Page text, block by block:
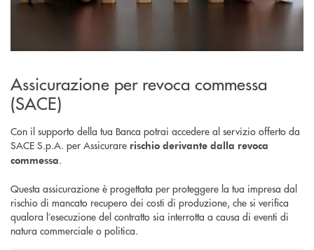
Assicurazione per revoca commessa
(SACE)
Con il supporto della tua Banca potrai accedere al servizio offerto da
SACE S.p.A. per Assicurare rischio derivante dalla revoca
commessa.
Questa assicurazione è progettata per proteggere la tua impresa dal
rischio di mancato recupero dei costi di produzione, che si verifica
qualora l’esecuzione del contratto sia interrotta a causa di eventi di
natura commerciale o politica.